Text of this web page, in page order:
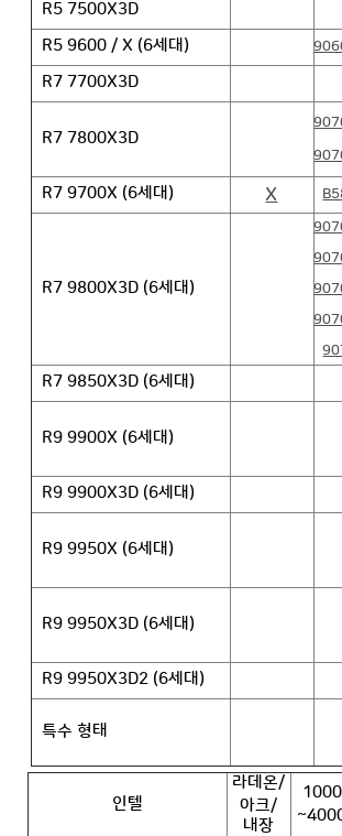
R5 7500X3D
R5 9600 / X (6세대)
R7 7700X3D
R7 7800X3D
R7 9700X (6세대) X
R7 9800X3D (6세대)
R7 9850X3D (6세대)
R9 9900X (6세대)
R9 9900X3D (6세대)
R9 9950X (6세대)
R9 9950X3D (6세대)
R9 9950X3D2 (6세대)
특수 형태
인텔
라데온/
아크/
내장
1000